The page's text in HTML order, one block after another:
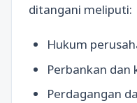
ditangani meliputi:
Hukum
Perbankan dan
Perdagangan